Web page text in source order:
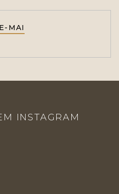
INSTAGRAM